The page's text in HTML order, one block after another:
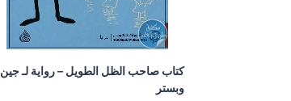
كتاب صاحب الظل الطويل – رواية لـ جين
وبستر